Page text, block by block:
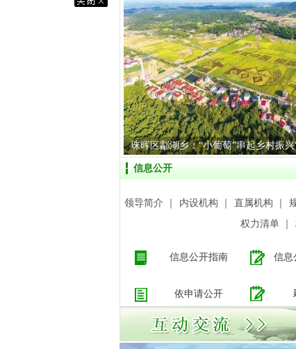
珠晖区酃湖乡：“小葡萄”串起乡村振兴
信息公开
领导简介 内设机构 直属机构
权力清单
信息公开指南 信息
依申请公开